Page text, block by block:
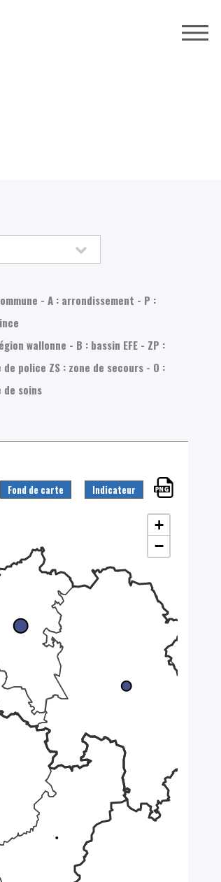
- A : arrondissement - P :
wallonne - B : bassin EFE - ZP :
de police ZS : zone de secours - O :
de soins
Fond de carte Indicateur
+
−